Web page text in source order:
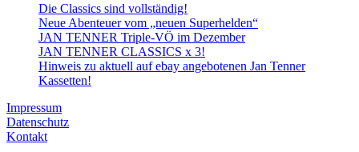
Die Classics sind vollständig!
Neue Abenteuer vom „neuen Superhelden“
JAN TENNER Triple-VÖ im Dezember
JAN TENNER CLASSICS x 3!
Hinweis zu aktuell auf ebay angebotenen Jan Tenner
Kassetten!
Impressum
Datenschutz
Kontakt